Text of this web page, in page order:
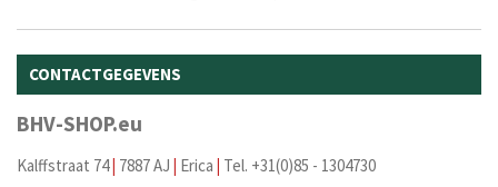
CONTACTGEGEVENS
BHV-SHOP.eu
Kalffstraat 74| 7887 AJ | Erica | Tel. +31(0)85 - 1304730